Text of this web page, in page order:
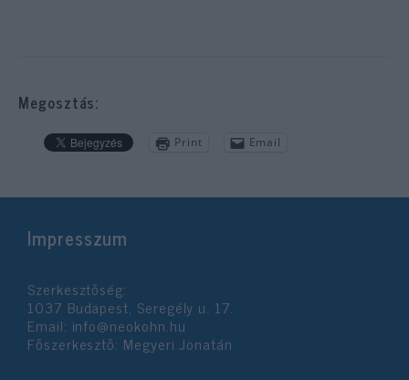
Megosztás:
Print Email
Impresszum
Szerkesztőség:
1037 Budapest, Seregély u. 17.
Email: info@neokohn.hu
Főszerkesztő: Megyeri Jonatán